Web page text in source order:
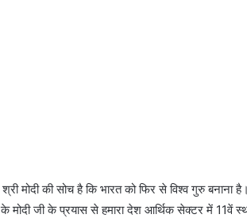
मोदी की सोच है कि भारत को फिर से विश्व गुरु बनाना
के मोदी जी के प्रयास से हमारा देश आर्थिक सेक्टर में